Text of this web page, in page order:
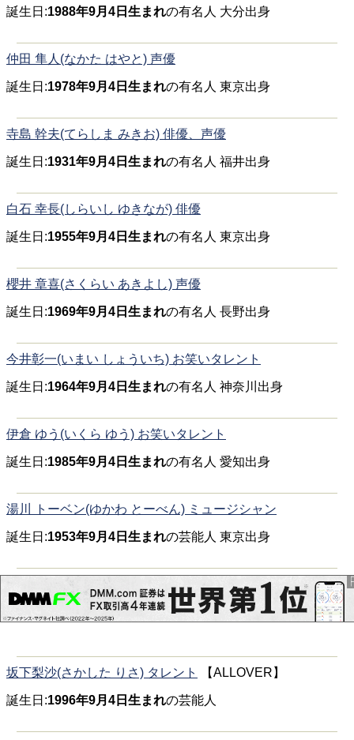
誕生日:1988年9月4日生まれの有名人 大分出身
仲田 隼人(なかた はやと) 声優
誕生日:1978年9月4日生まれの有名人 東京出身
寺島 幹夫(てらしま みきお) 俳優、声優
誕生日:1931年9月4日生まれの有名人 福井出身
白石 幸長(しらいし ゆきなが) 俳優
誕生日:1955年9月4日生まれの有名人 東京出身
櫻井 章喜(さくらい あきよし) 声優
誕生日:1969年9月4日生まれの有名人 長野出身
今井彰一(いまい しょういち) お笑いタレント
誕生日:1964年9月4日生まれの有名人 神奈川出身
伊倉 ゆう(いくら ゆう) お笑いタレント
誕生日:1985年9月4日生まれの有名人 愛知出身
湯川 トーベン(ゆかわ とーべん) ミュージシャン
誕生日:1953年9月4日生まれの芸能人 東京出身
坂下梨沙(さかした りさ) タレント 【ALLOVER】
誕生日:1996年9月4日生まれの芸能人